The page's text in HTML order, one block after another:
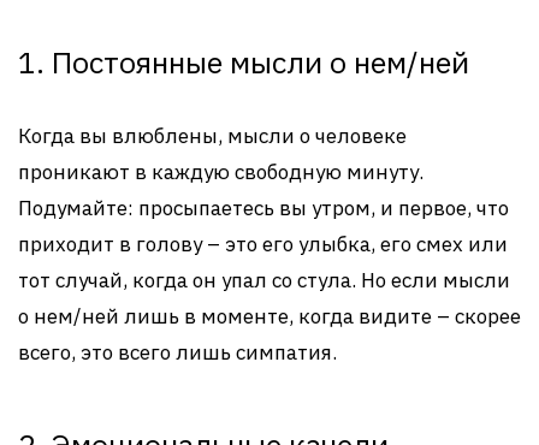
1. Постоянные мысли о нем/ней
Когда вы влюблены, мысли о человеке
проникают в каждую свободную минуту.
Подумайте: просыпаетесь вы утром, и первое, что
приходит в голову – это его улыбка, его смех или
тот случай, когда он упал со стула. Но если мысли
о нем/ней лишь в моменте, когда видите – скорее
всего, это всего лишь симпатия.